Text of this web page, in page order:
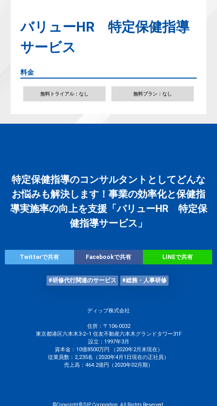
バリューHR 特定保健指導
サービス
料金
無料トライアル：なし 無料プラン：なし
特定保健指導のコンサルタントとしてどんな
お悩みも解決します！事業の効率化と保健指
導実施率の向上を支援「バリューHR 特定保
健指導サービス」
Twitterで共有 Facebookで共有 LINEで共有
#研修代行関連のサービス #総務・人事研修
ディップ株式会社
住所：〒106-0032
東京都港区六本木3-2−1 住友不動産六本木グランドタワー31F
設立：1997年3月
資本金：10億8500万円 （2020年2月末現在）
従業員数：2,235名（2020年4月1日現在の正社員）
売上高：464.2億円（2020年02月期）
©Copyright © DIP Corporation. All Rights Reserved.